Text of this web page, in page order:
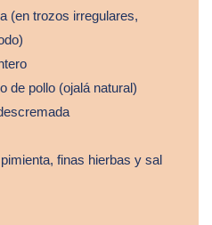
(en trozos irregulares,
de pollo (ojalá natural)
finas hierbas y sal